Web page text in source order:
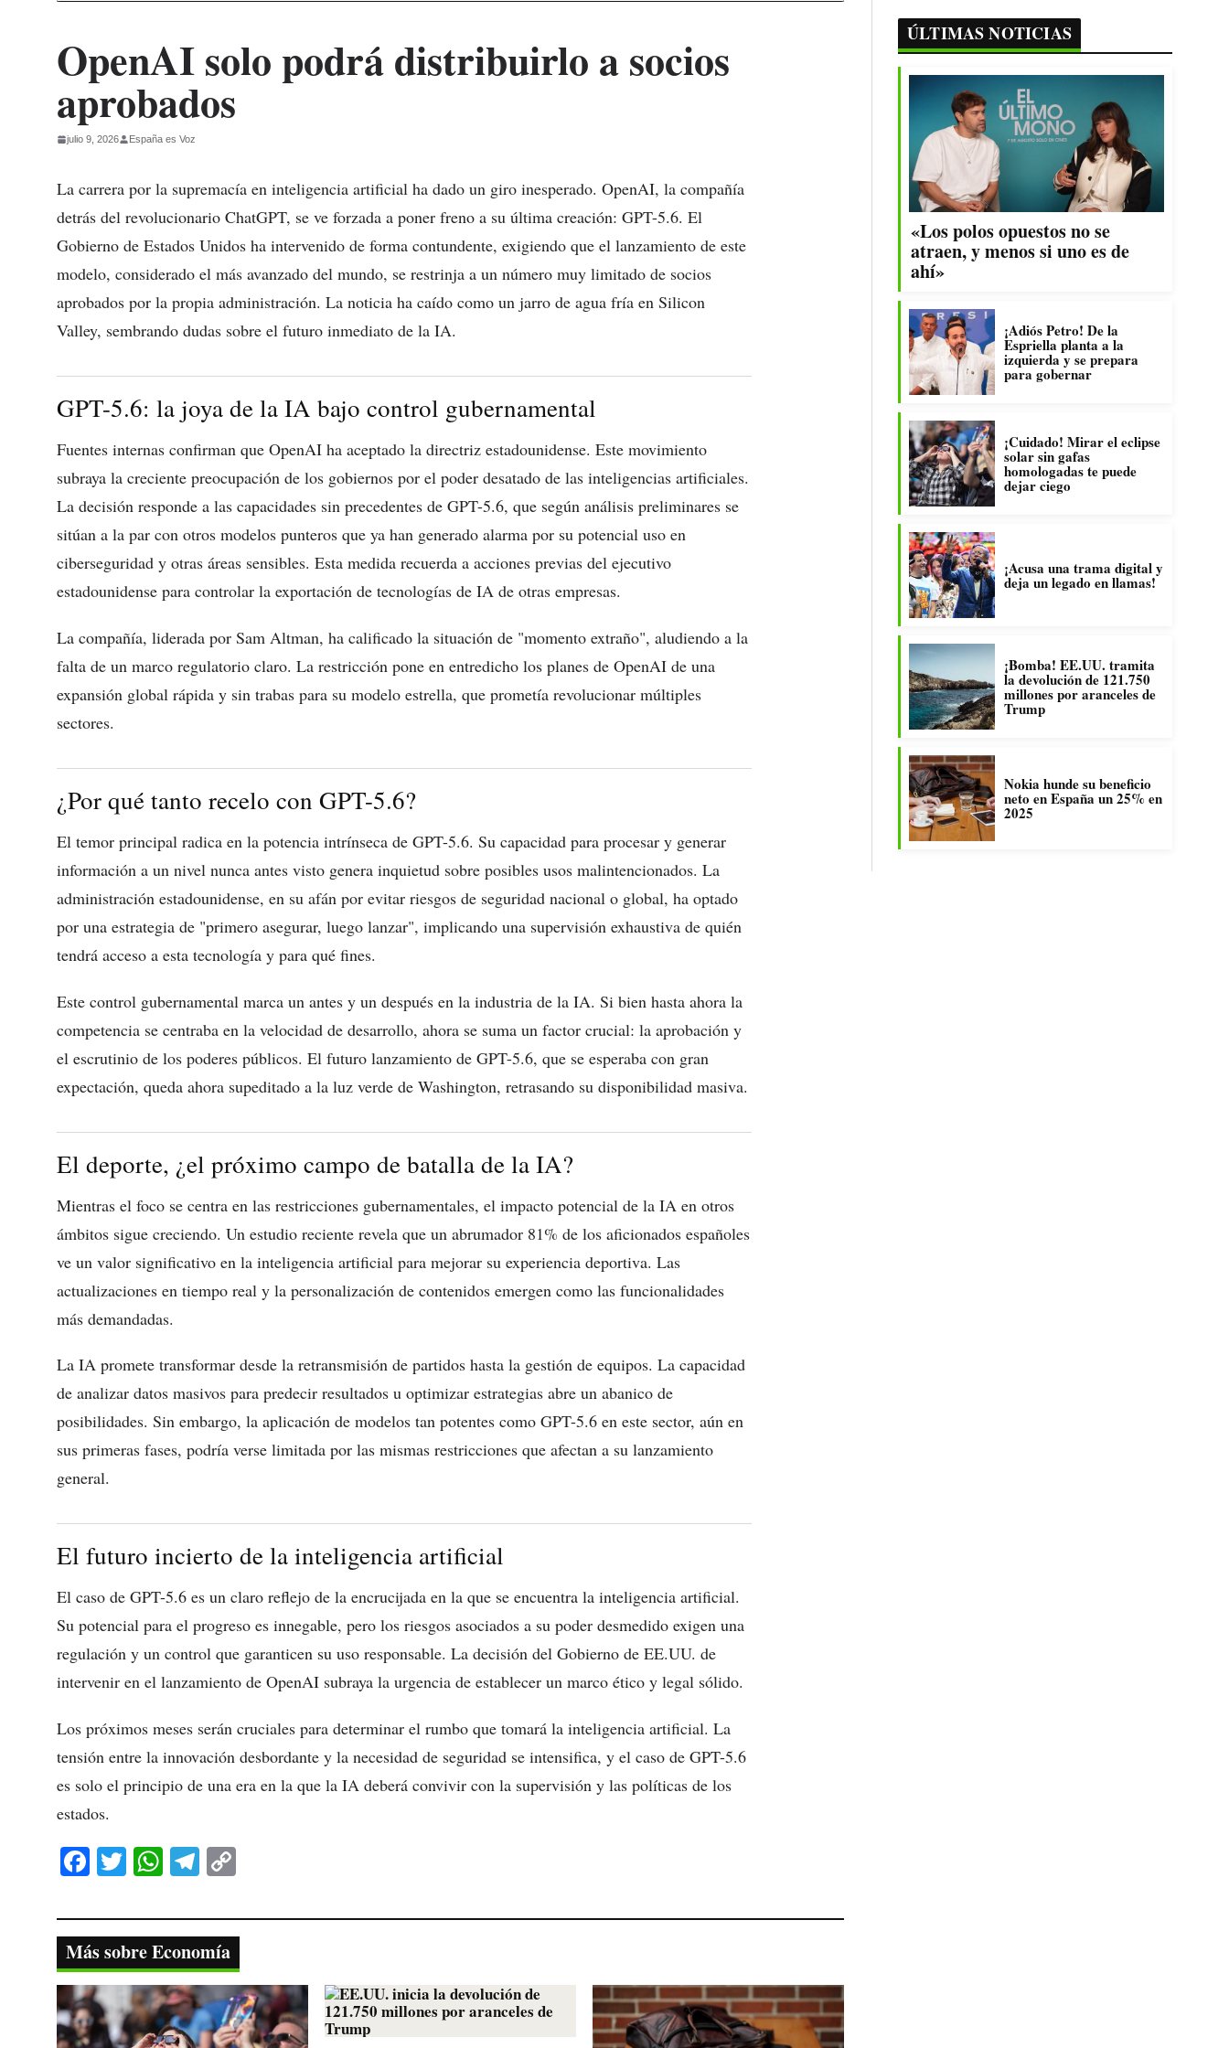
OpenAI solo podrá distribuirlo a socios
aprobados
julio 9, 2026 España es Voz
La carrera por la supremacía en inteligencia artificial ha dado un giro inesperado. OpenAI, la compañía
detrás del revolucionario ChatGPT, se ve forzada a poner freno a su última creación: GPT-5.6. El
Gobierno de Estados Unidos ha intervenido de forma contundente, exigiendo que el lanzamiento de este
modelo, considerado el más avanzado del mundo, se restrinja a un número muy limitado de socios
aprobados por la propia administración. La noticia ha caído como un jarro de agua fría en Silicon
Valley, sembrando dudas sobre el futuro inmediato de la IA.
GPT-5.6: la joya de la IA bajo control gubernamental
Fuentes internas confirman que OpenAI ha aceptado la directriz estadounidense. Este movimiento
subraya la creciente preocupación de los gobiernos por el poder desatado de las inteligencias artificiales.
La decisión responde a las capacidades sin precedentes de GPT-5.6, que según análisis preliminares se
sitúan a la par con otros modelos punteros que ya han generado alarma por su potencial uso en
ciberseguridad y otras áreas sensibles. Esta medida recuerda a acciones previas del ejecutivo
estadounidense para controlar la exportación de tecnologías de IA de otras empresas.
La compañía, liderada por Sam Altman, ha calificado la situación de "momento extraño", aludiendo a la
falta de un marco regulatorio claro. La restricción pone en entredicho los planes de OpenAI de una
expansión global rápida y sin trabas para su modelo estrella, que prometía revolucionar múltiples
sectores.
¿Por qué tanto recelo con GPT-5.6?
El temor principal radica en la potencia intrínseca de GPT-5.6. Su capacidad para procesar y generar
información a un nivel nunca antes visto genera inquietud sobre posibles usos malintencionados. La
administración estadounidense, en su afán por evitar riesgos de seguridad nacional o global, ha optado
por una estrategia de "primero asegurar, luego lanzar", implicando una supervisión exhaustiva de quién
tendrá acceso a esta tecnología y para qué fines.
Este control gubernamental marca un antes y un después en la industria de la IA. Si bien hasta ahora la
competencia se centraba en la velocidad de desarrollo, ahora se suma un factor crucial: la aprobación y
el escrutinio de los poderes públicos. El futuro lanzamiento de GPT-5.6, que se esperaba con gran
expectación, queda ahora supeditado a la luz verde de Washington, retrasando su disponibilidad masiva.
El deporte, ¿el próximo campo de batalla de la IA?
Mientras el foco se centra en las restricciones gubernamentales, el impacto potencial de la IA en otros
ámbitos sigue creciendo. Un estudio reciente revela que un abrumador 81% de los aficionados españoles
ve un valor significativo en la inteligencia artificial para mejorar su experiencia deportiva. Las
actualizaciones en tiempo real y la personalización de contenidos emergen como las funcionalidades
más demandadas.
La IA promete transformar desde la retransmisión de partidos hasta la gestión de equipos. La capacidad
de analizar datos masivos para predecir resultados u optimizar estrategias abre un abanico de
posibilidades. Sin embargo, la aplicación de modelos tan potentes como GPT-5.6 en este sector, aún en
sus primeras fases, podría verse limitada por las mismas restricciones que afectan a su lanzamiento
general.
El futuro incierto de la inteligencia artificial
El caso de GPT-5.6 es un claro reflejo de la encrucijada en la que se encuentra la inteligencia artificial.
Su potencial para el progreso es innegable, pero los riesgos asociados a su poder desmedido exigen una
regulación y un control que garanticen su uso responsable. La decisión del Gobierno de EE.UU. de
intervenir en el lanzamiento de OpenAI subraya la urgencia de establecer un marco ético y legal sólido.
Los próximos meses serán cruciales para determinar el rumbo que tomará la inteligencia artificial. La
tensión entre la innovación desbordante y la necesidad de seguridad se intensifica, y el caso de GPT-5.6
es solo el principio de una era en la que la IA deberá convivir con la supervisión y las políticas de los
estados.
Fa
bo
ok
T
tte
r
W
ts
A
pp
Te
gr
a
m
y
Li
nk
Más sobre Economía
ÚLTIMAS NOTICIAS
«Los polos opuestos no se
atraen, y menos si uno es de
ahí»
¡Adiós Petro! De la
Espriella planta a la
izquierda y se prepara
para gobernar
¡Cuidado! Mirar el eclipse
solar sin gafas
homologadas te puede
dejar ciego
¡Acusa una trama digital y
deja un legado en llamas!
¡Bomba! EE.UU. tramita
la devolución de 121.750
millones por aranceles de
Trump
Nokia hunde su beneficio
neto en España un 25% en
2025